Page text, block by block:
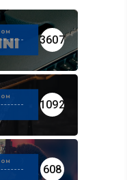
3607
1092
608